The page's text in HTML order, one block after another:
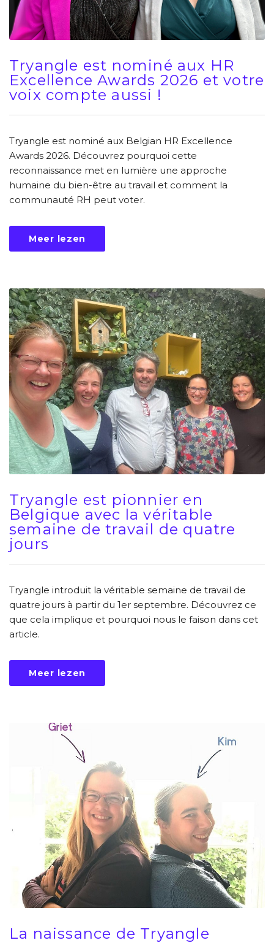
Tryangle est nominé aux HR
Excellence Awards 2026 et votre
voix compte aussi !
Tryangle est nominé aux Belgian HR Excellence
Awards 2026. Découvrez pourquoi cette
reconnaissance met en lumière une approche
humaine du bien-être au travail et comment la
communauté RH peut voter.
Meer lezen
Tryangle est pionnier en
Belgique avec la véritable
semaine de travail de quatre
jours
Tryangle introduit la véritable semaine de travail de
quatre jours à partir du 1er septembre. Découvrez ce
que cela implique et pourquoi nous le faison dans cet
article.
Meer lezen
La naissance de Tryangle